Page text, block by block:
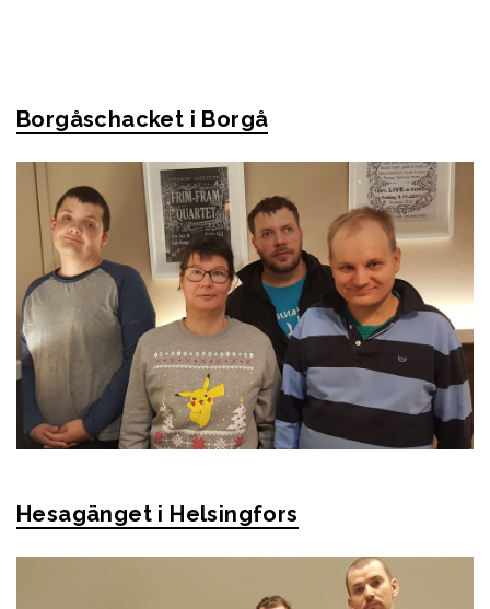
Borgåschacket i Borgå
Hesagänget i Helsingfors